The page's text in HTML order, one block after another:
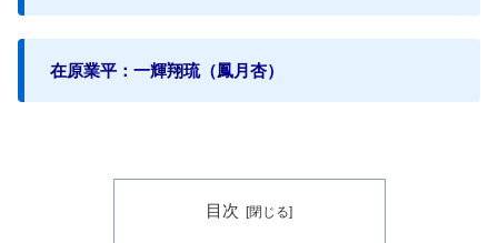
在原業平：一輝翔琉（鳳月杏）
目次